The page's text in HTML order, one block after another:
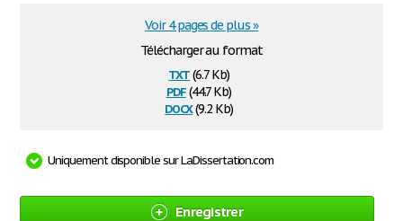
Télécharger au format
txt(6.7 Kb)
pdf(44.7 Kb)
docx(9.2 Kb)
Voir 4 pages de plus »
Uniquement disponible sur LaDissertation.com
Enregistrer